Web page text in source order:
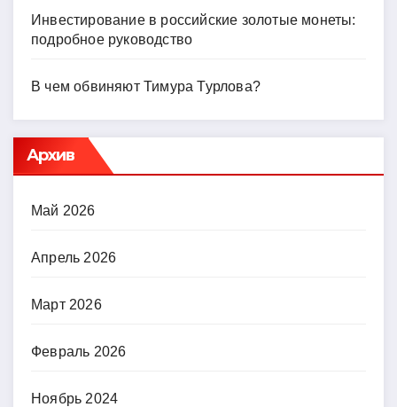
Инвестирование в российские золотые монеты:
подробное руководство
В чем обвиняют Тимура Турлова?
Архив
Май 2026
Апрель 2026
Март 2026
Февраль 2026
Ноябрь 2024